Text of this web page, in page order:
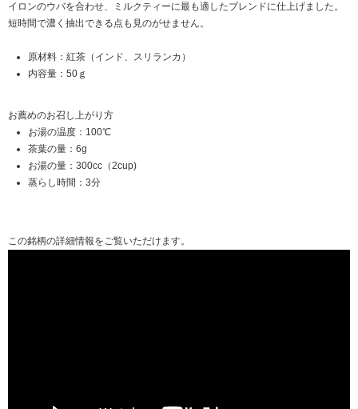
イロンのウバを合わせ、ミルクティーに最も適したブレンドに仕上げました。
短時間で濃く抽出できる点も見のがせません。
原材料：紅茶（インド、スリランカ）
内容量：50ｇ
お薦めのお召し上がり方
お湯の温度：100℃
茶葉の量：6g
お湯の量：300cc（2cup)
蒸らし時間：3分
この銘柄の詳細情報をご覧いただけます。